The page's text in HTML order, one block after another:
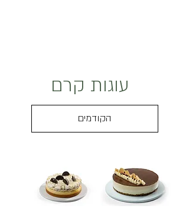
הקודמים
עוגות קרם